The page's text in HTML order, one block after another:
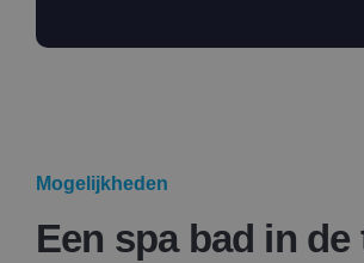
Mogelijkheden
Een spa bad in de